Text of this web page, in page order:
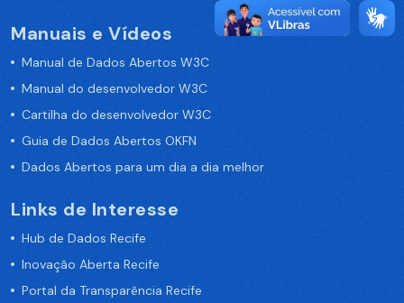
Manuais e Vídeos
Manual de Dados Abertos W3C
Manual do desenvolvedor W3C
Cartilha do desenvolvedor W3C
Guia de Dados Abertos OKFN
Dados Abertos para um dia a dia melhor
Links de Interesse
Hub de Dados Recife
Inovação Aberta Recife
Portal da Transparência Recife